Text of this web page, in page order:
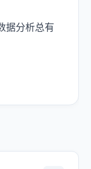
据分析总有